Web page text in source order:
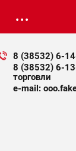
8 (38532) 6-
8 (38532) 6-
торговли
e-mail: